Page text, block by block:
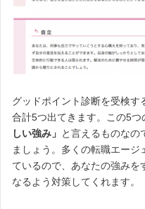
グッドポイント診断を受検
合計5つ出てきます。この5
しい強み」 と言えるものなの
ましょう。多くの転職エージ
ているので、あなたの強みを
なるよう対策してくれます。